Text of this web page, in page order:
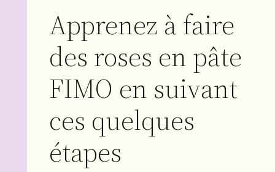
Apprenez à faire
des roses en pâte
FIMO en suivant
ces quelques
étapes